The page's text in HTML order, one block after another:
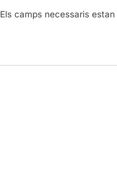
o
:
Els camps necessaris estan